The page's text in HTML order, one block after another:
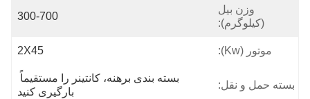
وزن بیل
(کیلوگرم):
300-700
موتور (Kw): 2X45
بسته حمل و نقل:
بسته بندی برهنه، کانتینر را مستقیماً
بارگیری کنید